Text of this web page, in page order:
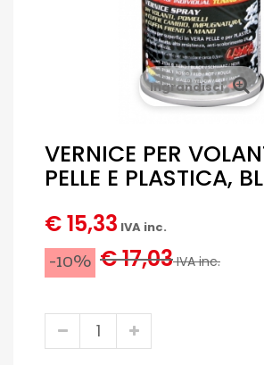
Ingrandisci
VERNICE PER
PELLE E PLASTICA,
€ 15,33 IVA inc.
-10% € 17,03IVA inc.